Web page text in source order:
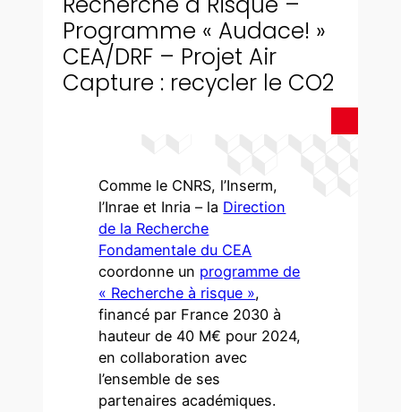
Programme « Audace! »
CEA/DRF – Projet Air
Capture : recycler le CO2
Comme le CNRS, l’Inserm,
l’Inrae et Inria – la Direction
de la Recherche
Fondamentale du CEA
coordonne un programme de
« Recherche à risque »,
financé par France 2030 à
hauteur de 40 M€ pour 2024,
en collaboration avec
l’ensemble de ses
partenaires académiques.